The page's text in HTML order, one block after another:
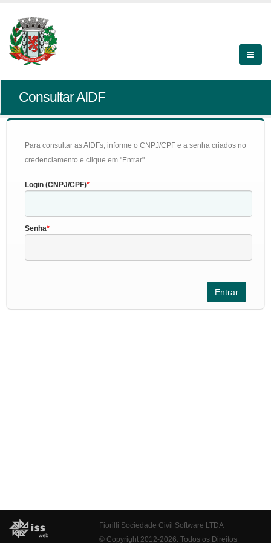
Consultar AIDF
Para consultar as AIDFs, informe o CNPJ/CPF e a senha criados no
credenciamento e clique em "Entrar".
Login (CNPJ/CPF)
Senha
Fiorilli Sociedade Civil Software LTDA
© Copyright 2012-2026. Todos os Direitos